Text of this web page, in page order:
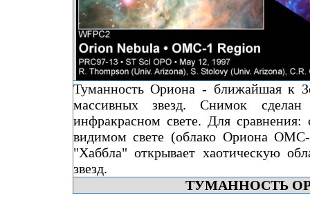
Туманность Ориона - ближайшая к
массивных звезд. Снимок
инфракрасном свете. Для сравнения:
видимом свете (облако Ориона
"Хаббла" открывает хаотическую
звезд.
ТУМАННОСТЬ